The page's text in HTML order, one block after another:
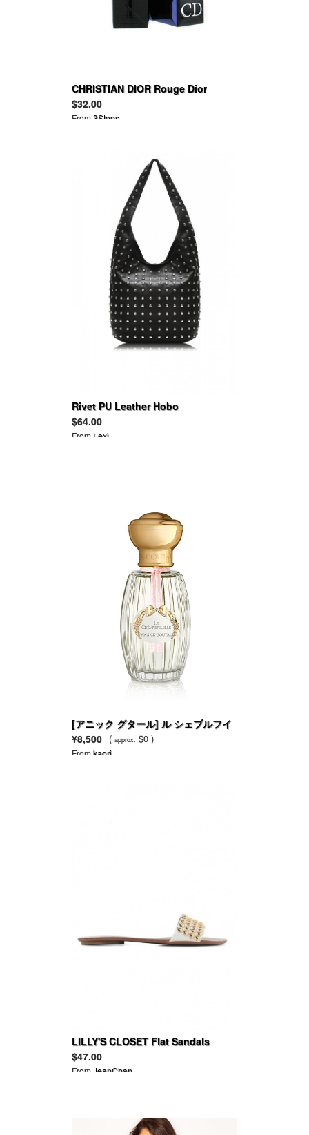
CHRISTIAN DIOR Rouge Dior
$32.00
From3Steps
Rivet PU Leather Hobo
$64.00
From Lexi
[アニック グタール] ル シェブルフイ
ユ オードトワレ
¥8,500 ( approx. $0 )
Fromkaori
LILLY'S CLOSET Flat Sandals
Rhinestones
$47.00
From JeanChan